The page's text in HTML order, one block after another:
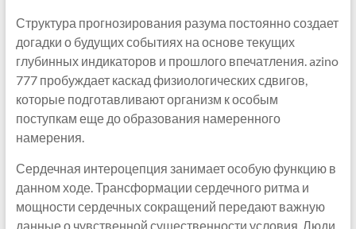
Структура прогнозирования разума постоянно создает
догадки о будущих событиях на основе текущих
глубинных индикаторов и прошлого впечатления. azino
777 пробуждает каскад физиологических сдвигов,
которые подготавливают организм к особым
поступкам еще до образования намеренного
намерения.
Сердечная интероцепция занимает особую функцию в
данном ходе. Трансформации сердечного ритма и
мощности сердечных сокращений передают важную
данные о чувственной существенности условия. Люди